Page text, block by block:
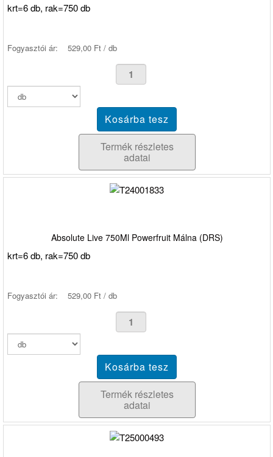
krt=6 db, rak=750 db
Fogyasztói ár: 529,00 Ft / db
Termék részletes
adatai
Absolute Live 750Ml Powerfruit Málna (DRS)
krt=6 db, rak=750 db
Fogyasztói ár: 529,00 Ft / db
Termék részletes
adatai